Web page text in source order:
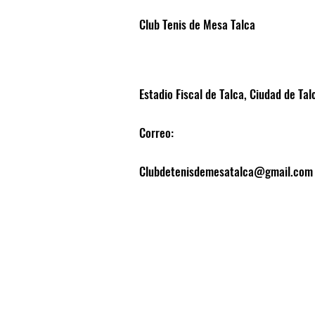
Club Tenis de Mesa Talca
Estadio Fiscal de Talca, Ciudad de
Correo:
Clubdetenisdemesatalca@gmail.com